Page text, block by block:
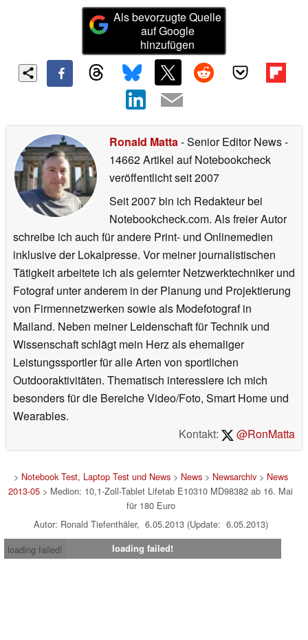
Als bevorzugte Quelle
auf Google
hinzufügen
Ronald Matta- Senior Editor News-
14662 Artikel auf Notebookcheck
veröffentlichtseit 2007
Seit 2007 bin ich Redakteur bei
Notebookcheck.com. Als freier Autor
schreibe ich auch für andere Print- und Onlinemedien
inklusive der Lokalpresse. Vor meiner journalistischen
Tätigkeit arbeitete ich als gelernter Netzwerktechniker und
Fotograf unter anderem in der Planung und Projektierung
von Firmennetzwerken sowie als Modefotograf in
Mailand. Neben meiner Leidenschaft für Technik und
Wissenschaft schlägt mein Herz als ehemaliger
Leistungssportler für alle Arten von sportlichen
Outdooraktivitäten. Thematisch interessiere ich mich
besonders für die Bereiche Video/Foto, Smart Home und
Wearables.
Kontakt:
@RonMatta
> Notebook Test, Laptop Test und News> News> Newsarchiv> News
2013-05 > Medion: 10,1-Zoll-Tablet Lifetab E10310 MD98382 ab 16. Mai
für 180 Euro
Autor: Ronald Tiefenthäler, 6.05.2013 (Update: 6.05.2013)
loading failed!
loading failed!